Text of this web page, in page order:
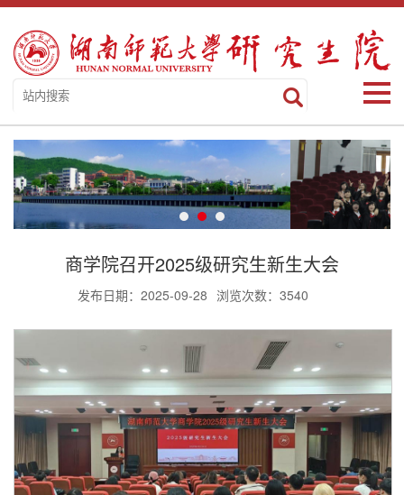
商学院召开2025级研究生新生大会
发布日期：2025-09-28 浏览次数： 3540